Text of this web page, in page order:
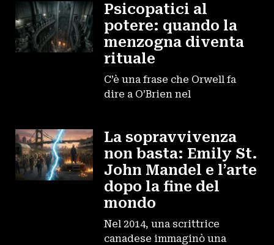
Psicopatici al
potere: quando la
menzogna diventa
rituale
C’è una frase che Orwell fa
dire a O’Brien nel
La sopravvivenza
non basta: Emily St.
John Mandel e l’arte
dopo la fine del
mondo
Nel 2014, una scrittrice
canadese immaginò una